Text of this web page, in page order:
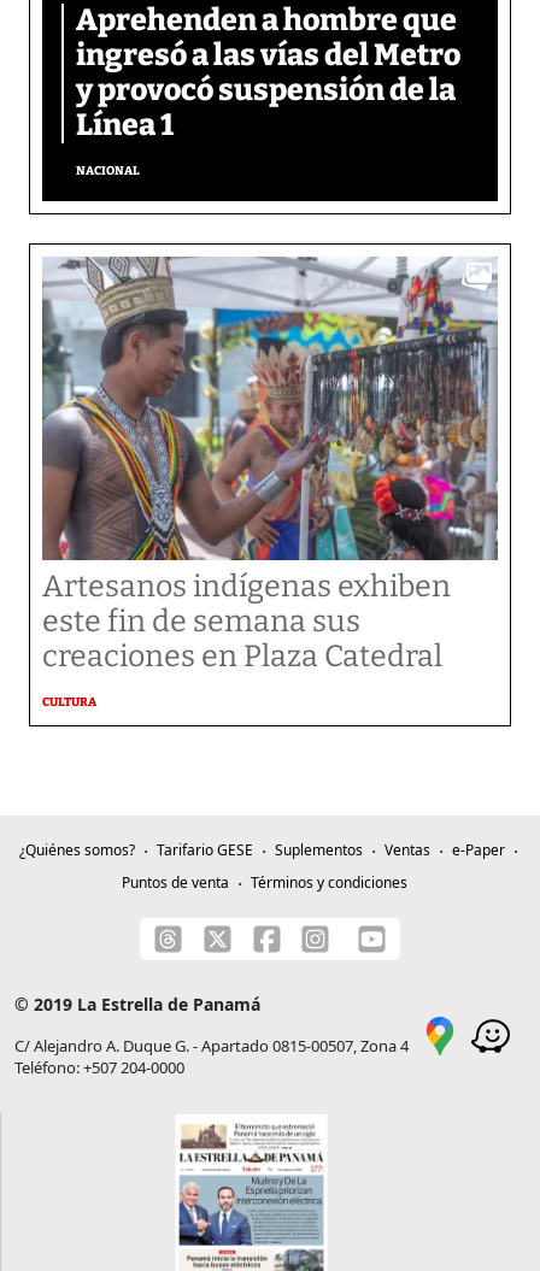
Aprehenden a hombre que
ingresó a las vías del Metro
y provocó suspensión de la
Línea 1
NACIONAL
Artesanos indígenas exhiben
este fin de semana sus
creaciones en Plaza Catedral
CULTURA
¿Quiénes somos? Tarifario GESE Suplementos Ventas
e-Paper
Puntos de venta
Términos y condiciones
© 2019 La Estrella de Panamá
C/ Alejandro A. Duque G. - Apartado 0815-00507, Zona 4
Teléfono: +507 204-0000